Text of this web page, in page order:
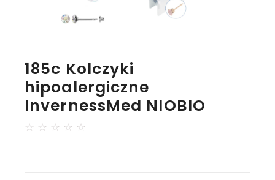
185c Kolczyki
hipoalergiczne
InvernessMed NIOBIO
☆ ☆ ☆ ☆ ☆